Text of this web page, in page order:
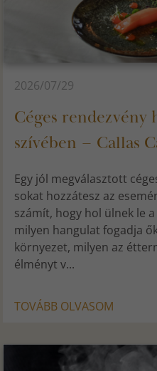
2026/07/29
Céges rendezvény
szívében – Callas
Egy jól megválasztott
sokat hozzátesz az
számít, hogy hol ülnek le
milyen hangulat fogadja
környezet, milyen az
élményt v...
TOVÁBB OLVASOM